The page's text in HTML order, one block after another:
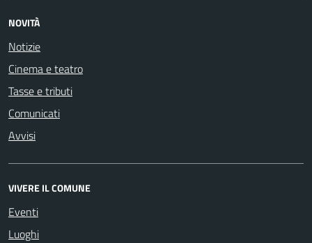
NOVITÀ
Notizie
Cinema e teatro
Tasse e tributi
Comunicati
Avvisi
VIVERE IL COMUNE
Eventi
Luoghi